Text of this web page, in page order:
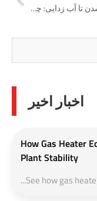
از ضخیم شدن تا آب زدایی: چگونه فشار فیلتر درمان لجن را بهبود می بخشد
اخبار اخیر
How Gas Heater
Plant Stability
See how gas